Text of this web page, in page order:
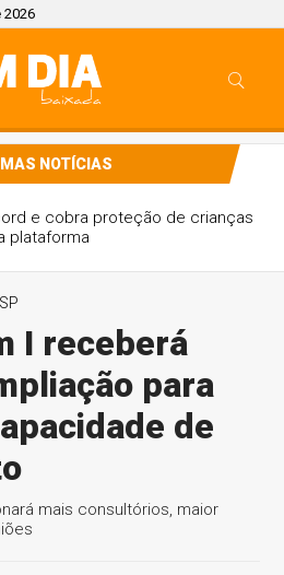
2026
NOTÍCIAS
e cobra proteção de crianças
plataforma
I receberá
para
de
mais consultórios, maior